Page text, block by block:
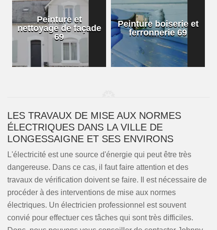
Peinture et
nettoyage de façade
69
Peinture boiserie et
ferronnerie 69
LES TRAVAUX DE MISE AUX NORMES
ÉLECTRIQUES DANS LA VILLE DE
LONGESSAIGNE ET SES ENVIRONS
L'électricité est une source d'énergie qui peut être très
dangereuse. Dans ce cas, il faut faire attention et des
travaux de vérification doivent se faire. Il est nécessaire de
procéder à des interventions de mise aux normes
électriques. Un électricien professionnel est souvent
convié pour effectuer ces tâches qui sont très difficiles.